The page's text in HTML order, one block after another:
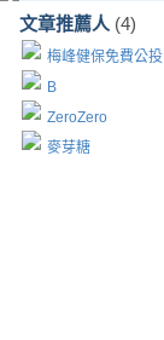
文章推薦人 (4)
梅峰健保免費公投
B
ZeroZero
麥芽糖